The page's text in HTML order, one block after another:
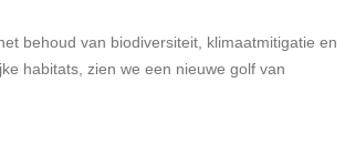
behoud van biodiversiteit, klimaatmitigatie en
habitats, zien we een nieuwe golf van